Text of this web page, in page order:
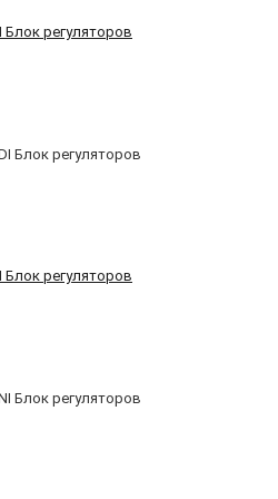
Блок регуляторов
Блок регуляторов